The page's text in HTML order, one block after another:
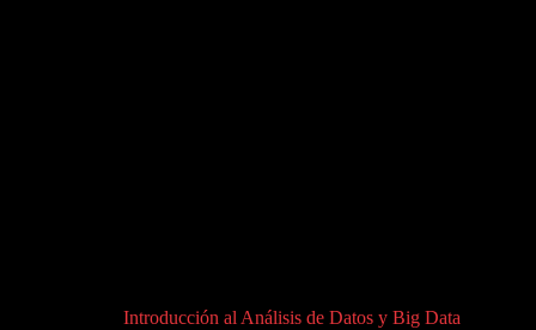
Introducción al Análisis de Datos y Big Data